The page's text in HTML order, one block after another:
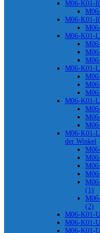
M06-K01-
M06-K01-
M06-K01-
M06-K01-
M06-K01-
M06-K01-
der Winkel
(1)
(2)
M06-K01-
M06-K01-
M06-K01-